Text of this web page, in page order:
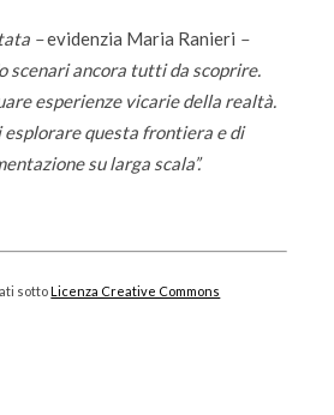
–evidenzia Maria Ranieri –
scenari ancora tutti da scoprire.
esperienze vicarie della realtà.
esplorare questa frontiera e di
su larga scala”.
sottoLicenza Creative Commons